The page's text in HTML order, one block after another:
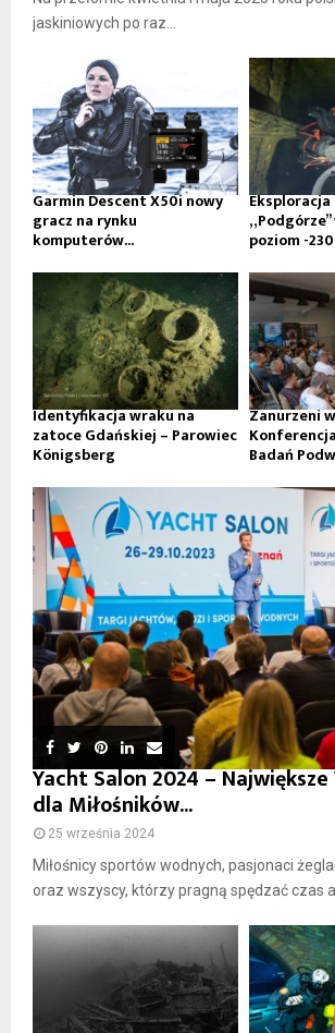
jaskiniowych po raz...
Garmin Descent X50i nowy
gracz na rynku
komputerów... poziom -
Identyfikacja wraku na
zatoce Gdańskiej – Parowiec
Königsberg
Zanurzeni
Badań
Yacht Salon 2024 –
dla Miłośników...
25 września 2024
Miłośnicy sportów wodnych, pasjonaci
oraz wszyscy, którzy pragną spędzać czas